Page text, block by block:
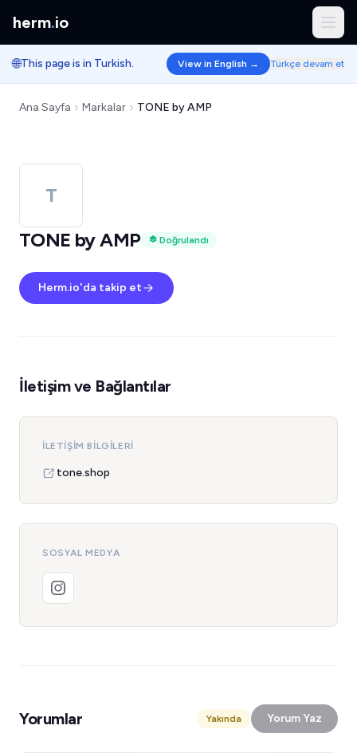
herm.io
🌐This page is in Turkish. View in English → Türkçe devam et
Ana Sayfa Markalar TONE by AMP
T
TONE by AMP
Doğrulandı
Herm.io'da takip et
İletişim ve Bağlantılar
İLETIŞIM BILGILERI
tone.shop
SOSYAL MEDYA
Yorumlar Yakında Yorum Yaz